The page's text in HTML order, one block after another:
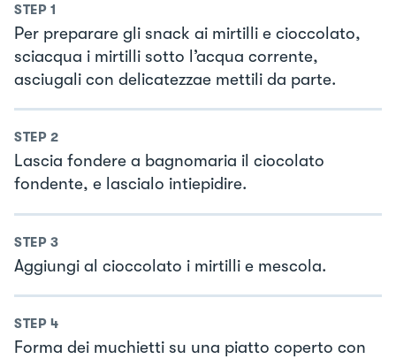
STEP 1
Per preparare gli snack ai mirtilli e cioccolato,
sciacqua i mirtilli sotto l’acqua corrente,
asciugali con delicatezzae mettili da parte.
STEP 2
Lascia fondere a bagnomaria il ciocolato
fondente, e lascialo intiepidire.
STEP 3
Aggiungi al cioccolato i mirtilli e mescola.
STEP 4
Forma dei muchietti su una piatto coperto con